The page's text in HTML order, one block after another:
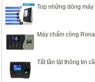
Top những dòng
Máy chấm công
Tất tần tật thông tin